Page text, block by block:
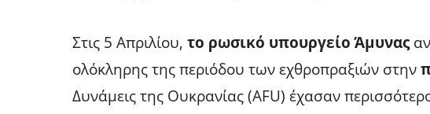
Στις 5 Απριλίου, το ρωσικό υπουργείο Άμυνας
ολόκληρης της περιόδου των εχθροπραξιών στην
Δυνάμεις της Ουκρανίας (AFU) έχασαν